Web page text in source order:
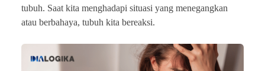
tubuh. Saat kita menghadapi situasi yang menegangkan
atau berbahaya, tubuh kita bereaksi.